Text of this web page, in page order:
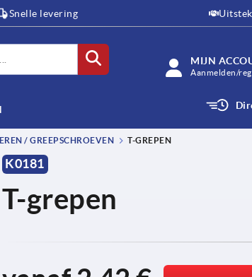
Snelle levering
MIJN
Aanmelden/
/ GREEPSCHROEVEN T-GREPEN
K0181
T-grepen